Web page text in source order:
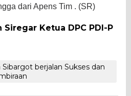
dari Apens Tim . (SR)
Siregar Ketua DPC PDI-P
berjalan Sukses dan